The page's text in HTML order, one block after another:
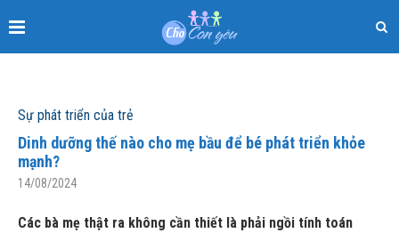
Sự phát triển của trẻ
Dinh dưỡng thế nào cho mẹ bầu để bé phát triển khỏe
mạnh?
14/08/2024
Các bà mẹ thật ra không cần thiết là phải ngồi tính toán